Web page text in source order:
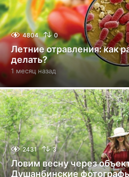
4804 0
Летние отравления: как
делать?
1 месяц назад
е
с
я
ц
н
а
з
а
д
2431 3
Ловим весну через
Душанбинские